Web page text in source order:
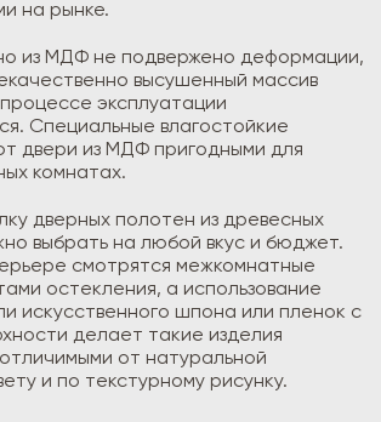
на рынке.
из МДФ не подвержено деформации,
высушенный массив
эксплуатации
Специальные влагостойкие
двери из МДФ пригодными для
комнатах.
дверных полотен из древесных
выбрать на любой вкус и бюджет.
смотрятся межкомнатные
остекления, а использование
искусственного шпона или пленок с
делает такие изделия
от натуральной
и по текстурному рисунку.